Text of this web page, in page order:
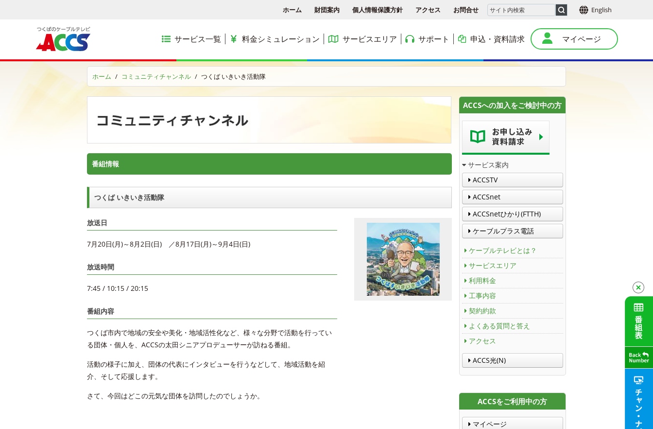
ホーム 財団案内 個人情報保護方針 アクセス お問合せ English
サービス一覧
ACCSTV
コミュニティチャンネル
料金シミュレーション サービスエリア
公団・県営住宅
サポート
各種手続き
お問合せ
申込・資料請求 マイページ
ホーム コミュニティチャンネル つくば いきいき活動隊
番組情報
つくば いきいき活動隊
放送日
7月20日(月)～8月2日(日) ／8月17日(月)～9月4日(日)
放送時間
7:45 / 10:15 / 20:15
番組内容
つくば市内で地域の安全や美化・地域活性化など、様々な分野で活動を行ってい
る団体・個人を、ACCSの太田シニアプロデューサーが訪ねる番組。
活動の様子に加え、団体の代表にインタビューを行うなどして、地域活動を紹
介、そして応援します。
さて、今回はどこの元気な団体を訪問したのでしょうか。
ACCSへの加入をご検討中の方
サービス案内
ACCSTV
ACCSnet
ACCSnetひかり(FTTH)
ケーブルプラス電話
ケーブルテレビとは？
サービスエリア
利用料金
工事内容
契約約款
よくある質問と答え
アクセス
ACCS光(N)
ACCSをご利用中の方
マイページ